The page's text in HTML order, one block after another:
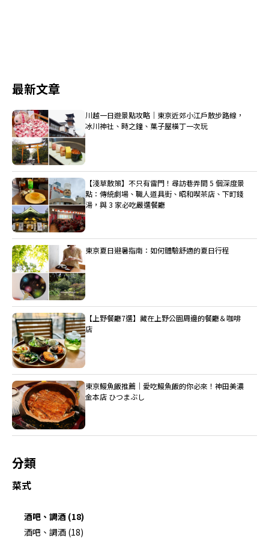
最新文章
川越一日遊景點攻略｜東京近郊小江戶散步路線，
冰川神社、時之鐘、菓子屋橫丁一次玩
【淺草散策】不只有雷門！尋訪巷弄間 5 個深度景
點：傳統劇場、職人道具街、昭和喫茶店、下町錢
湯，與 3 家必吃嚴選餐廳
東京夏日避暑指南：如何體驗舒適的夏日行程
【上野餐廳7選】藏在上野公園周邊的餐廳＆咖啡
店
東京鰻魚飯推薦｜愛吃鰻魚飯的你必來！神田美濃
金本店 ひつまぶし
分類
菜式
酒吧、調酒 (18)
酒吧、調酒 (18)